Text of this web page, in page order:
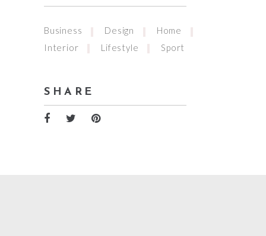
Business Design
Home
Interior
Lifestyle Sport
SHARE